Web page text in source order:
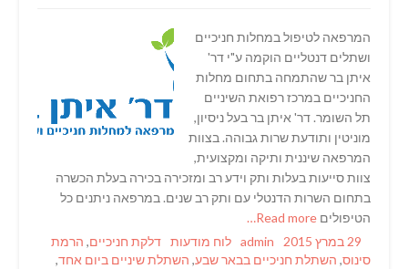
המרפאה לטיפול במחלות חניכיים
ושתלים דנטליים הוקמה ע"י דר'
איתן בר שהתמחה בתחום מחלות
החניכיים במרכז רפואת השיניים
תל השומר. דר' איתן בר בעל ניסיון,
מוניטין ותודעת שרות גבוהה. בצוות
המרפאה שיננית ותיקה ומקצועית,
צוות סייעות בעלות ותק וידע רב ומזכירה בכירה בעלת הכשרה
בתחום השרות הדנטלי עם ותק רב שנים. במרפאה ניתנים כל
הטיפולים
Posted
on
29 במרץ 2015 Author
admin
Categories
לוח מודעות Tags
דלקת חניכיים, הרמת
סינוס, השתלת חניכיים בבאר שבע, השתלת שיניים ביום אחד,